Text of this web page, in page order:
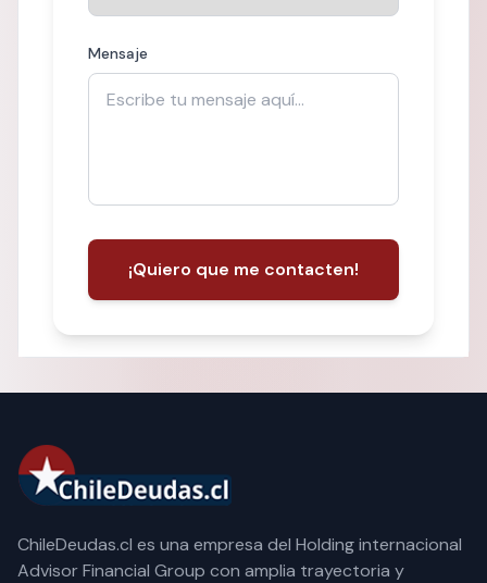
Mensaje
¡Quiero que me contacten!
ChileDeudas.cl es una empresa del Holding internacional
Advisor Financial Group con amplia trayectoria y